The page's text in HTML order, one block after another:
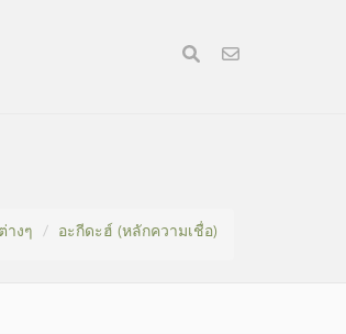
งๆ อะกีดะฮ์ (หลักความเชื่อ)